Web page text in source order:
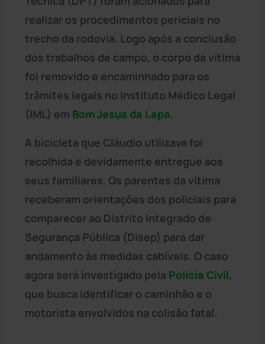
realizar os procedimentos periciais no
trecho da rodovia. Logo após a conclusão
dos trabalhos de campo, o corpo da vítima
foi removido e encaminhado para os
trâmites legais no Instituto Médico Legal
(IML) em Bom Jesus da Lapa.
A bicicleta que Cláudio utilizava foi
recolhida e devidamente entregue aos
seus familiares. Os parentes da vítima
receberam orientações dos policiais para
comparecer ao Distrito Integrado de
Segurança Pública (Disep) para dar
andamento às medidas cabíveis. O caso
agora será investigado pela Polícia Civil,
que busca identificar o caminhão e o
motorista envolvidos na colisão fatal.